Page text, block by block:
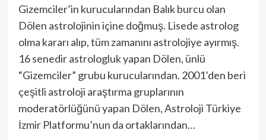
Gizemciler’in kurucularından Balık burcu olan
Dölen astrolojinin içine doğmuş. Lisede astrolog
olma kararı alıp, tüm zamanını astrolojiye ayırmış.
16 senedir astrologluk yapan Dölen, ünlü
“Gizemciler” grubu kurucularından. 2001’den beri
çeşitli astroloji araştırma gruplarının
moderatörlüğünü yapan Dölen, Astroloji Türkiye
İzmir Platformu’nun da ortaklarından…